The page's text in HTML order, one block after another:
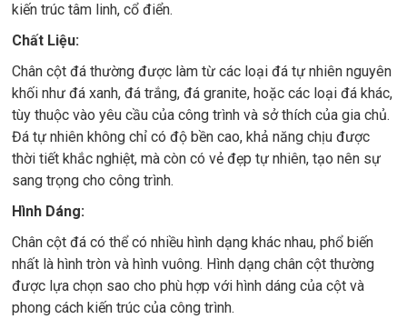
kiến trúc tâm linh, cổ điển.
Chất Liệu:
Chân cột đá thường được làm từ các loại đá tự nhiên nguyên
khối như đá xanh, đá trắng, đá granite, hoặc các loại đá khác,
tùy thuộc vào yêu cầu của công trình và sở thích của gia chủ.
Đá tự nhiên không chỉ có độ bền cao, khả năng chịu được
thời tiết khắc nghiệt, mà còn có vẻ đẹp tự nhiên, tạo nên sự
sang trọng cho công trình.
Hình Dáng:
Chân cột đá có thể có nhiều hình dạng khác nhau, phổ biến
nhất là hình tròn và hình vuông. Hình dạng chân cột thường
được lựa chọn sao cho phù hợp với hình dáng của cột và
phong cách kiến trúc của công trình.